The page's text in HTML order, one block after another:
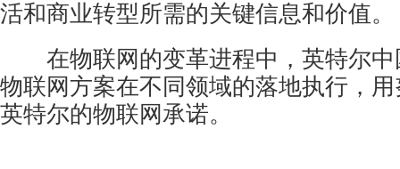
活和商业转型所需的关键信息和价值。
在物联网的变革进程中，英特尔中
物联网方案在不同领域的落地执行，
英特尔的物联网承诺。